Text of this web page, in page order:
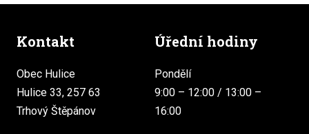
Kontakt
Obec Hulice
Hulice 33, 257 63
Trhový Štěpánov
Úřední hodiny
Pondělí
9:00 – 12:00 / 13:00 –
16:00